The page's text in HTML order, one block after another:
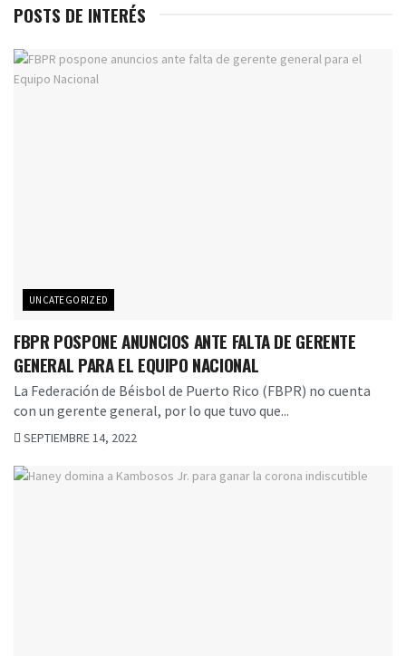
POSTS DE INTERÉS
UNCATEGORIZED
FBPR POSPONE ANUNCIOS ANTE FALTA DE GERENTE
GENERAL PARA EL EQUIPO NACIONAL
La Federación de Béisbol de Puerto Rico (FBPR) no cuenta
con un gerente general, por lo que tuvo que...
SEPTIEMBRE 14, 2022